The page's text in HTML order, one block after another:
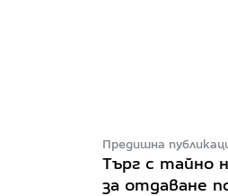
Предишна
Търг с тайно
за отдаване